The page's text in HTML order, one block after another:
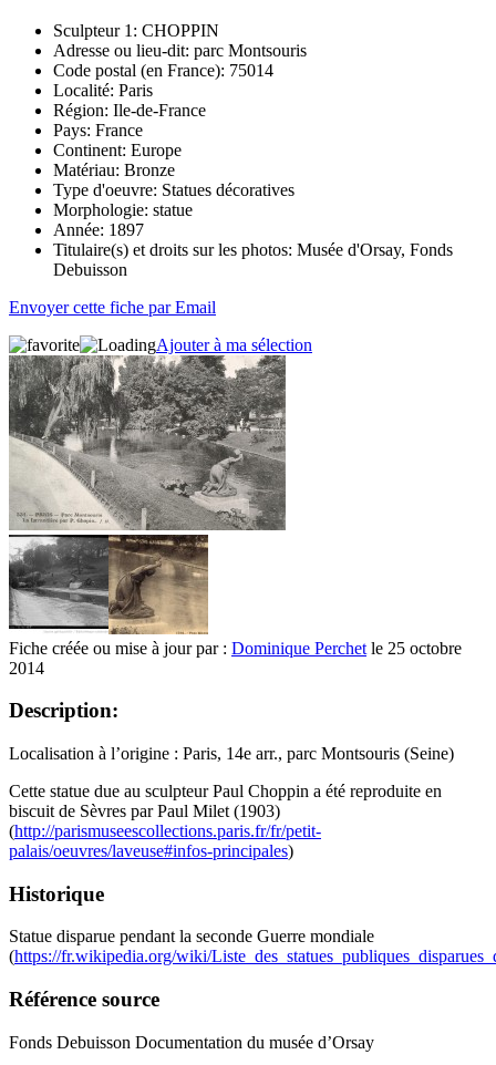
Sculpteur 1: CHOPPIN
Adresse ou lieu-dit: parc Montsouris
Code postal (en France): 75014
Localité: Paris
Région: Ile-de-France
Pays: France
Continent: Europe
Matériau: Bronze
Type d'oeuvre: Statues décoratives
Morphologie: statue
Année: 1897
Titulaire(s) et droits sur les photos: Musée d'Orsay, Fonds
Debuisson
Envoyer cette fiche par Email
Ajouter à ma sélection
Fiche créée ou mise à jour par : Dominique Perchet le 25 octobre
2014
Description:
Localisation à l’origine : Paris, 14e arr., parc Montsouris (Seine)
Cette statue due au sculpteur Paul Choppin a été reproduite en
biscuit de Sèvres par Paul Milet (1903)
(http://parismuseescollections.paris.fr/fr/petit-
palais/oeuvres/laveuse#infos-principales)
Historique
Statue disparue pendant la seconde Guerre mondiale
(https://fr.wikipedia.org/wiki/
Référence source
Fonds Debuisson Documentation du musée d’Orsay